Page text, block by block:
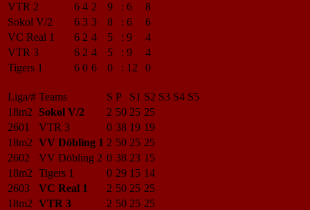
VTR 2
6 4 2 9 : 6
8
Sokol V/2
6 3 3 8 : 6
6
VC Real 1
6 2 4 5 : 9
4
VTR 3
6 2 4 5 : 9
4
Tigers 1
6 0 6 0 : 12 0
Liga/# Teams S P S1 S2 S3 S4 S5
18m2
Sokol V/2 2 50 25 25
2601
VTR 3 0 38 19 19
18m2 VV Döbling 1 2 50 25 25
2602
VV Döbling 2 0 38 23 15
18m2 Tigers 1 0 29 15 14
2603
VC Real 1 2 50 25 25
18m2 VTR 3 2 50 25 25